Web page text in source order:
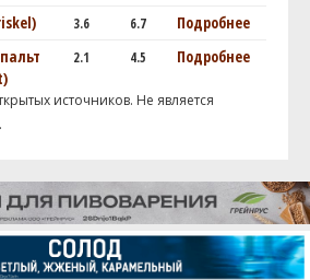
3.6 6.7
Подробнее
2.1 4.5 Подробнее
источников. Не является